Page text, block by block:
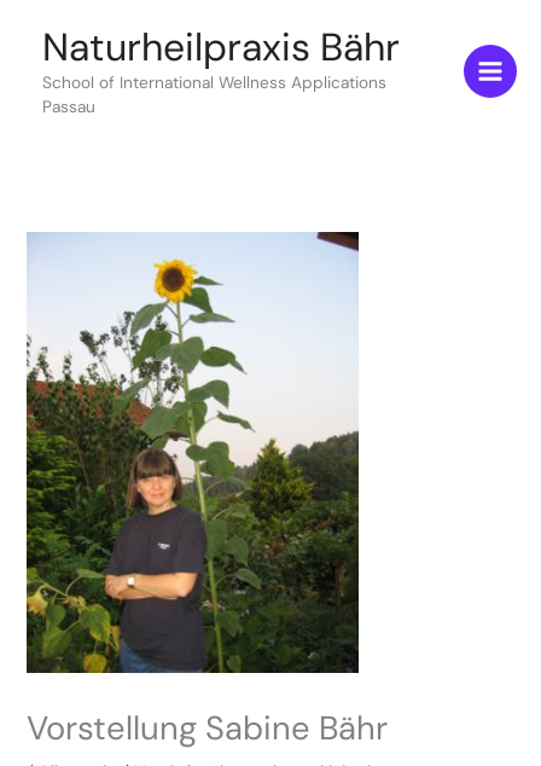
springenNaturheilpraxis Bähr
School of International Wellness Applications
Passau
Vorstellung Sabine Bähr